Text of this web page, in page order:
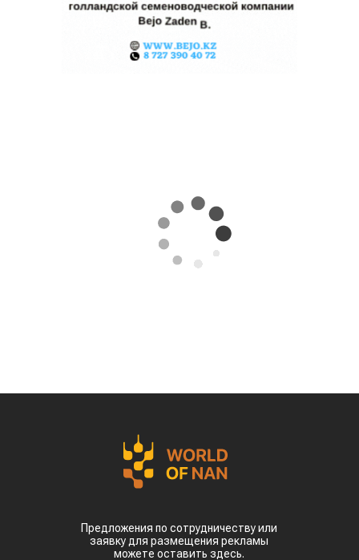
Предложения по сотрудничеству или
заявку для размещения рекламы
можете оставить здесь.